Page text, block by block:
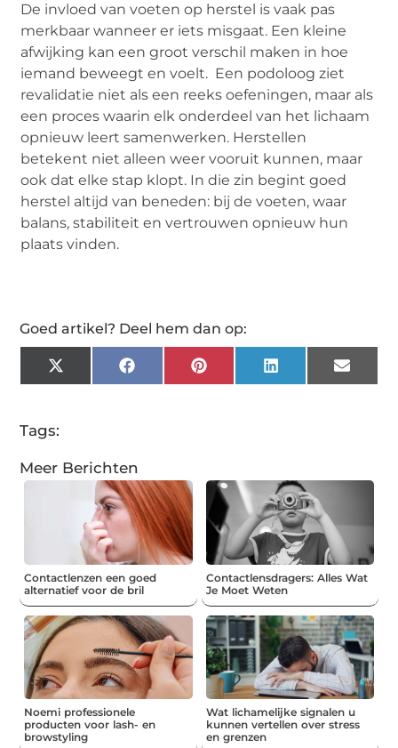
De invloed van voeten op herstel is vaak pas
merkbaar wanneer er iets misgaat. Een kleine
afwijking kan een groot verschil maken in hoe
iemand beweegt en voelt. Een podoloog ziet
revalidatie niet als een reeks oefeningen, maar als
een proces waarin elk onderdeel van het lichaam
opnieuw leert samenwerken. Herstellen
betekent niet alleen weer vooruit kunnen, maar
ook dat elke stap klopt. In die zin begint goed
herstel altijd van beneden: bij de voeten, waar
balans, stabiliteit en vertrouwen opnieuw hun
plaats vinden.
Goed artikel? Deel hem dan op:
X
(Twitter)
FacebookPinterestLinkedInEmail
Tags:
Meer Berichten
Contactlenzen een goed
alternatief voor de bril
Contactlensdragers: Alles Wat
Je Moet Weten
Noemi professionele
producten voor lash- en
browstyling
Wat lichamelijke signalen u
kunnen vertellen over stress
en grenzen